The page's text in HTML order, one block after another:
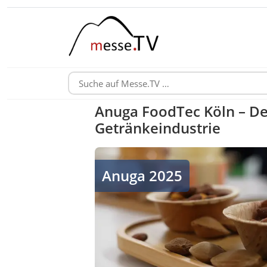
Anuga FoodTec Köln –
Getränkeindustrie
Pflanzliche Proteinquellen
Anuga 2025